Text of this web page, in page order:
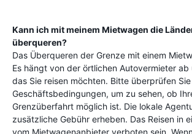
Kann ich mit meinem Mietwagen die
überqueren?
Das Überqueren der Grenze mit einem
Es hängt von der örtlichen Autovermieter
das Sie reisen möchten. Bitte überprüfen
Geschäftsbedingungen, um zu sehen, ob
Grenzüberfahrt möglich ist. Die lokale
zusätzliche Gebühr erheben. Das Reisen in
vom Mietwagenanbieter verboten sein.